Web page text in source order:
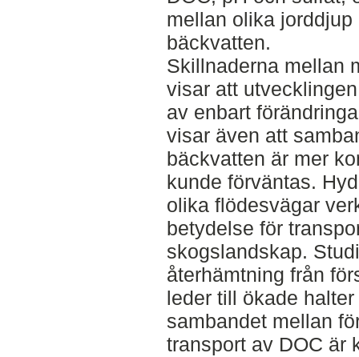
mellan olika
bäckvatten.
Skillnaderna mellan
visar att
av enbart
visar även att
bäckvatten är mer
kunde förväntas.
olika flödesvägar
betydelse för
skogslandskap.
återhämtning från
leder till ökade
sambandet mellan
transport av DOC är